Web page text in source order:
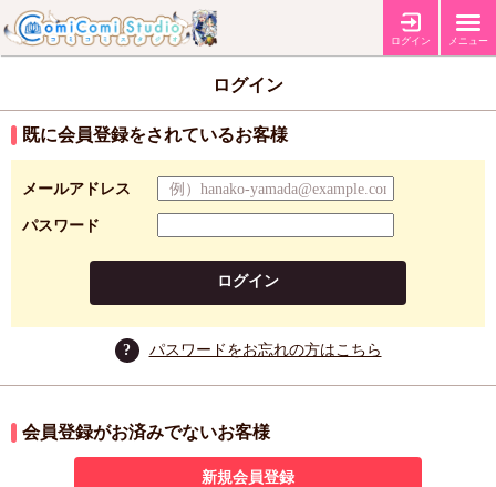
ログイン メニュー
ログイン
既に会員登録をされているお客様
メールアドレス
パスワード
ログイン
? パスワードをお忘れの方はこちら
会員登録がお済みでないお客様
新規会員登録